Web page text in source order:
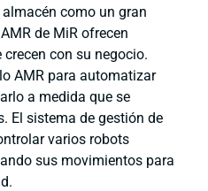
como un gran
de MiR ofrecen
con su negocio.
AMR para automatizar
a medida que se
El sistema de gestión de
varios robots
sus movimientos para